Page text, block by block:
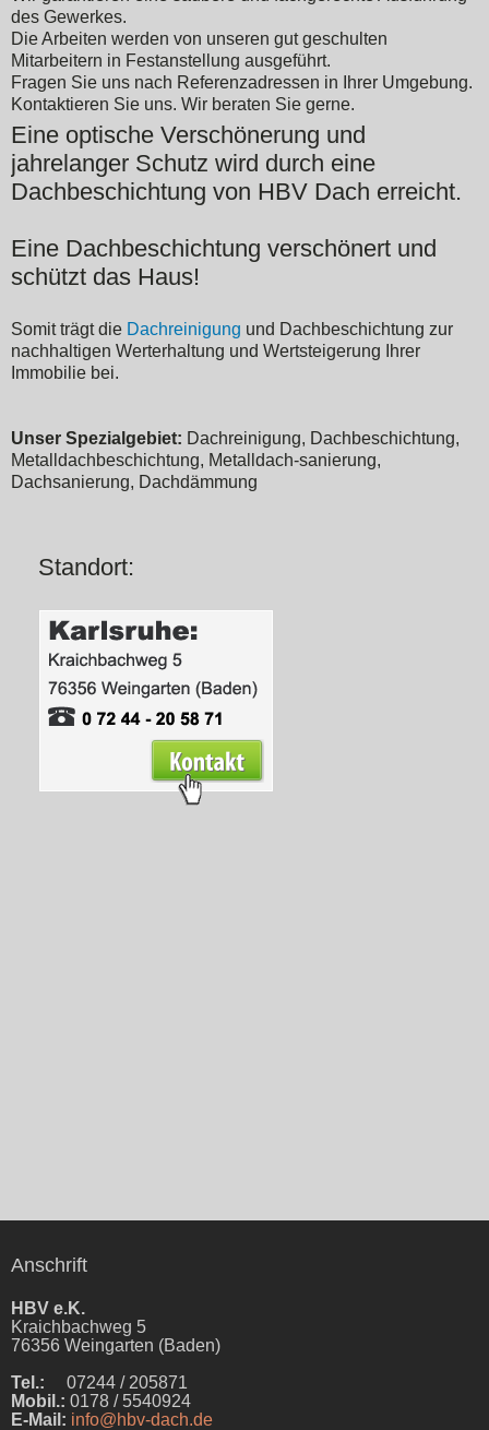
des Gewerkes.
Die Arbeiten werden von unseren gut geschulten
Mitarbeitern in Festanstellung ausgeführt.
Fragen Sie uns nach Referenzadressen in Ihrer Umgebung.
Kontaktieren Sie uns. Wir beraten Sie gerne.
Eine optische Verschönerung und
jahrelanger Schutz wird durch eine
Dachbeschichtung von HBV Dach erreicht.
Eine Dachbeschichtung verschönert und
schützt das Haus!
Somit trägt die Dachreinigung und Dachbeschichtung zur
nachhaltigen Werterhaltung und Wertsteigerung Ihrer
Immobilie bei.
Unser Spezialgebiet: Dachreinigung, Dachbeschichtung,
Metalldachbeschichtung, Metalldach-sanierung,
Dachsanierung, Dachdämmung
Standort:
Anschrift
HBV e.K.
Kraichbachweg 5
76356 Weingarten (Baden)
Tel.: 07244 / 205871
Mobil.: 0178 / 5540924
E-Mail: info@hbv-dach.de